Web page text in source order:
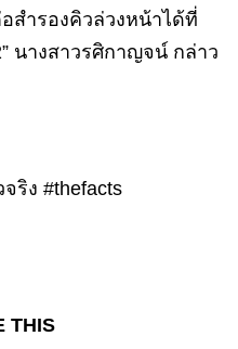
สำรองคิวล่วงหน้าได้ที่
นางสาวรศิกาญจน์ กล่าว
ริง #thefacts
THIS